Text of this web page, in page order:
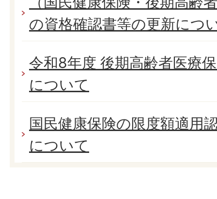
の資格確認書等の更新につ
令和8年度 後期高齢者医療
について
国民健康保険の限度額適用
について